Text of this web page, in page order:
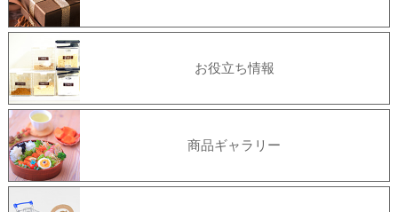
お役立ち情報
商品ギャラリー